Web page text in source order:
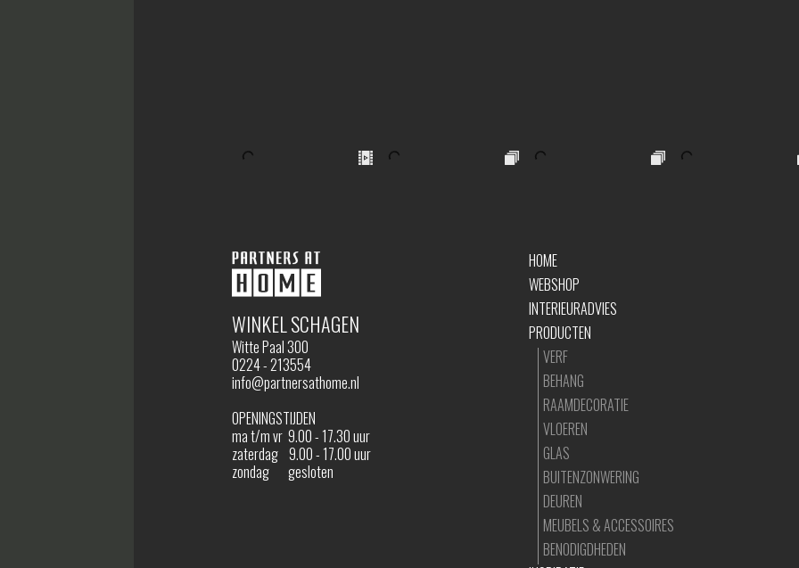
WINKEL SCHAGEN
Witte Paal 300
0224 - 213554
info@partnersathome.nl
OPENINGSTIJDEN
ma t/m vr 9.00 - 17.30 uur
zaterdag 9.00 - 17.00 uur
zondag gesloten
HOME
WEBSHOP
INTERIEURADVIES
PRODUCTEN
VERF
BEHANG
RAAMDECORATIE
VLOEREN
GLAS
BUITENZONWERING
DEUREN
MEUBELS & ACCESSOIRES
BENODIGDHEDEN